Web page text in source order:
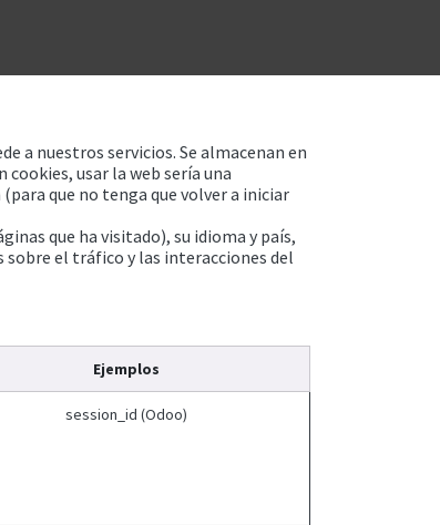
a nuestros servicios. Se almacenan en
usar la web sería una
que no tenga que volver a iniciar
que ha visitado), su idioma y país,
el tráfico y las interacciones del
Ejemplos
session_id (Odoo)